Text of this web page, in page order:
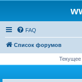
FAQ
Список форумов
Текущее